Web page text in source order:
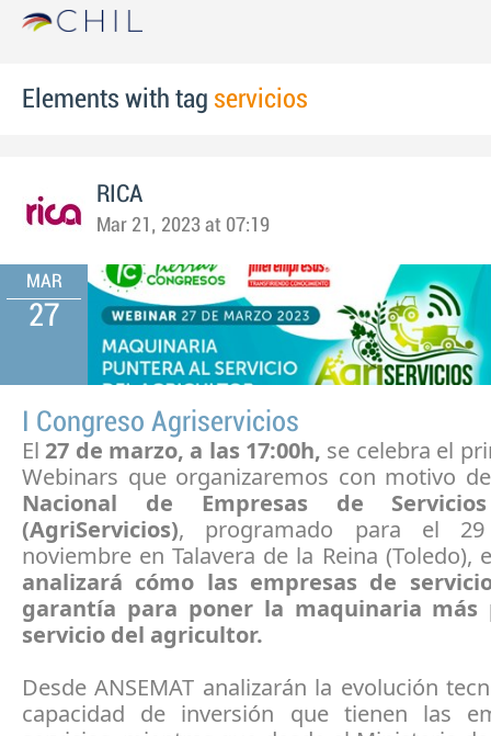
Elements with tag servicios
RICA
Mar 21, 2023 at 07:19
MAR
27
I Congreso Agriservicios
El27 de marzo, a las 17:00h, se celebra el
Webinars que organizaremos con motivo
Nacional de Empresas de
(AgriServicios), programado para el
noviembre en Talavera de la Reina (Toledo),
analizará cómo las empresas de
garantía para poner la maquinaria más
servicio del agricultor.
Desde ANSEMAT analizarán la evolución
capacidad de inversión que tienen las